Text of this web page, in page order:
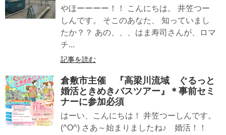
やほーーーー！！ こんにちは。 井笠つー
しんです。 そこのあなた、 知っていまし
たか？？ あの、、、はま寿司さんが、ロマ
チ...
記事を読む
倉敷市主催 『高梁川流域 ぐるっと
婚活ときめきバスツアー』＊事前セミ
ナーに参加必須
はーい、こんにちは！ 井笠つーしんです。
(^O^) さあ～始まりましたね♪ 婚活！！